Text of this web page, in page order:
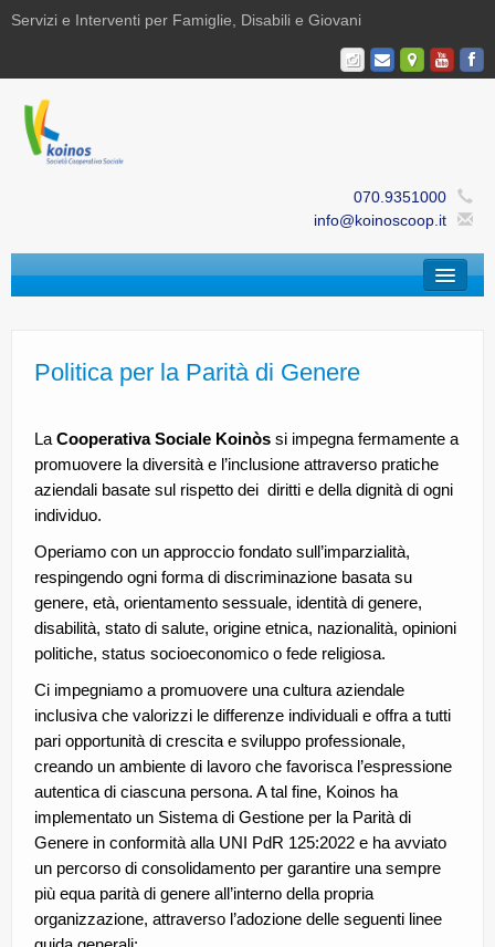
Servizi e Interventi per Famiglie, Disabili e Giovani
070.9351000
info@koinoscoop.it
Area Famiglie e Minori | Efè
Area Giovani | Bajania
Area Ricerca, Documentazione e Formazione |
CE.RI.FORM
CONTATTI
Whistleblowing
Lavora con noi
Centro Antiviolenza “Feminas” | PLUS Sanluri –
Guspini
Politica per la Parità di Genere
La Cooperativa Sociale Koinòs si impegna fermamente a
promuovere la diversità e l’inclusione attraverso pratiche
aziendali basate sul rispetto dei diritti e della dignità di ogni
individuo.
Operiamo con un approccio fondato sull’imparzialità,
respingendo ogni forma di discriminazione basata su
genere, età, orientamento sessuale, identità di genere,
disabilità, stato di salute, origine etnica, nazionalità, opinioni
politiche, status socioeconomico o fede religiosa.
Ci impegniamo a promuovere una cultura aziendale
inclusiva che valorizzi le differenze individuali e offra a tutti
pari opportunità di crescita e sviluppo professionale,
creando un ambiente di lavoro che favorisca l’espressione
autentica di ciascuna persona. A tal fine, Koinos ha
implementato un Sistema di Gestione per la Parità di
Genere in conformità alla UNI PdR 125:2022 e ha avviato
un percorso di consolidamento per garantire una sempre
più equa parità di genere all’interno della propria
organizzazione, attraverso l’adozione delle seguenti linee